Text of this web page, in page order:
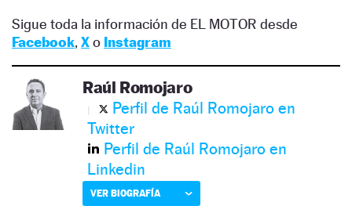
Sigue toda la información de EL MOTOR desde
Facebook, Xo Instagram
Raúl Romojaro
Perfil de Raúl Romojaro en
Twitter
Perfil de Raúl Romojaro en
Linkedin
VER BIOGRAFÍA